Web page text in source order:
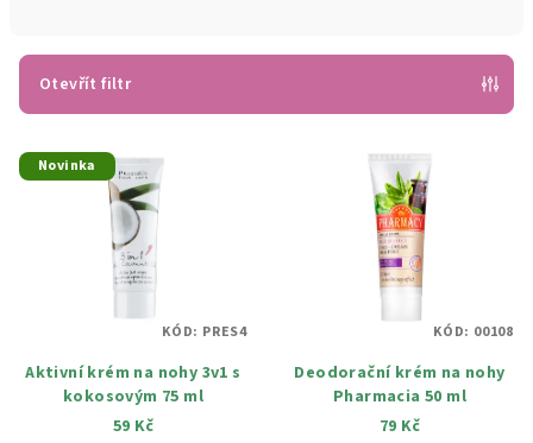
r
o
d
Otevřít filtr
V
ý
o
Novinka
Aktivní krém na nohy 3v1 s
kokosovým 75 ml
59 Kč
KÓD: PRES4
Deodorační krém na nohy
Pharmacia 50 ml
79 Kč
KÓD: 00108